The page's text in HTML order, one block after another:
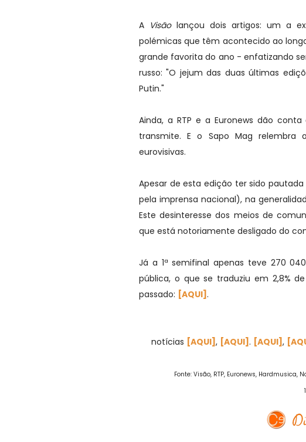
A Visãolançou dois artigos: um a
polémicas que têm acontecido ao
grande favorita do ano - enfatizando
russo: "O jejum das duas últimas
Putin."
Ainda, a RTP e a Euronews dão
transmite. E o Sapo Mag relembra
eurovisivas.
Apesar de esta edição ter sido
pela imprensa nacional), na
Este desinteresse dos meios de
que está notoriamente desligado do
Já a 1ª semifinal apenas teve 270
pública, o que se traduziu em 2,8% de
passado: [AQUI] .
notícias [AQUI] , [AQUI] . [AQUI] ,
Fonte: Visão, RTP, Euronews, Hardmusica,